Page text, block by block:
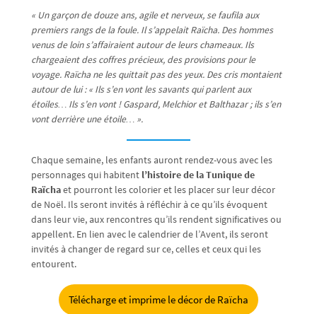
« Un garçon de douze ans, agile et nerveux, se faufila aux
premiers rangs de la foule. Il s’appelait Raïcha. Des hommes
venus de loin s’affairaient autour de leurs chameaux. Ils
chargeaient des coffres précieux, des provisions pour le
voyage. Raïcha ne les quittait pas des yeux. Des cris montaient
autour de lui : « Ils s’en vont les savants qui parlent aux
étoiles… Ils s’en vont ! Gaspard, Melchior et Balthazar ; ils s’en
vont derrière une étoile… ».
Chaque semaine, les enfants auront rendez-vous avec les
personnages qui habitent l’histoire de la Tunique de
Raïchaet pourront les colorier et les placer sur leur décor
de Noël. Ils seront invités à réfléchir à ce qu’ils évoquent
dans leur vie, aux rencontres qu’ils rendent significatives ou
appellent. En lien avec le calendrier de l’Avent, ils seront
invités à changer de regard sur ce, celles et ceux qui les
entourent.
Télécharge et imprime le décor de Raïcha